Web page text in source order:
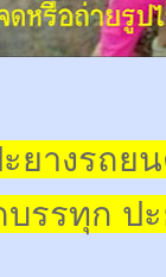
ยางรถย
บรรทุก ป